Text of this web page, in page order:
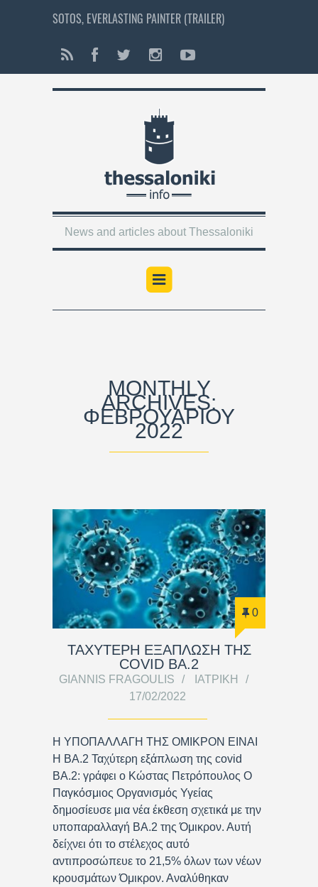
SOTOS, EVERLASTING PAINTER (TRAILER)
News and articles about Thessaloniki
MONTHLY
ARCHIVES:
ΦΕΒΡΟΥΑΡΊΟΥ
2022
0
ΤΑΧΥΤΕΡΗ ΕΞΑΠΛΩΣΗ ΤΗΣ
COVID BA.2
GIANNIS FRAGOULIS
ΙΑΤΡΙΚΉ
17/02/2022
Η ΥΠΟΠΑΛΛΑΓΗ ΤΗΣ ΟΜΙΚΡΟΝ ΕΙΝΑΙ
Η ΒΑ.2 Ταχύτερη εξάπλωση της covid
ΒΑ.2: γράφει ο Κώστας Πετρόπουλος Ο
Παγκόσμιος Οργανισμός Υγείας
δημοσίευσε μια νέα έκθεση σχετικά με την
υποπαραλλαγή BA.2 της Όμικρον. Αυτή
δείχνει ότι το στέλεχος αυτό
αντιπροσώπευε το 21,5% όλων των νέων
κρουσμάτων Όμικρον. Αναλύθηκαν